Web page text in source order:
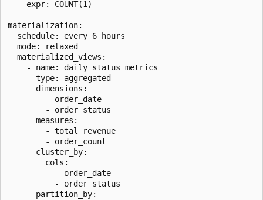
    expr: COUNT(1)
materialization:
  schedule: every 6 hours
  mode: relaxed
  materialized_views:
    - name: daily_status_metrics
      type: aggregated
      dimensions:
        - order_date
        - order_status
      measures:
        - total_revenue
        - order_count
      cluster_by:
        cols:
          - order_date
          - order_status
      partition_by: